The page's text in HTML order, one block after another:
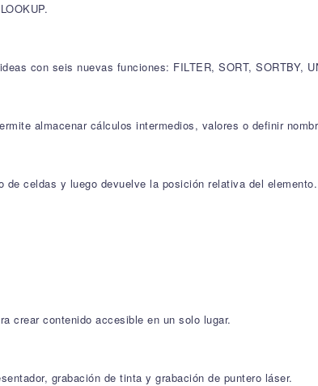
con seis nuevas funciones: FILTER, SORT, SORTBY,
almacenar cálculos intermedios, valores o definir
celdas y luego devuelve la posición relativa del
crear contenido accesible en un solo lugar.
grabación de tinta y grabación de puntero láser.